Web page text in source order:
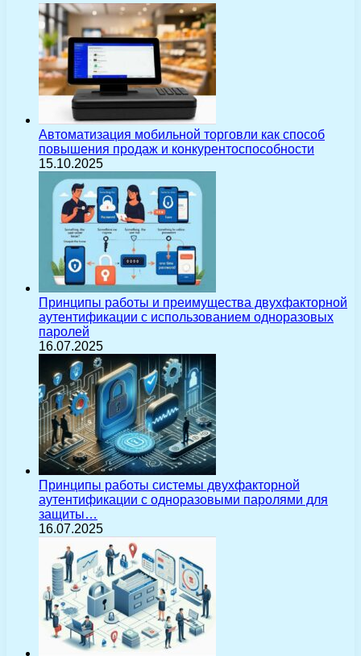
Автоматизация мобильной торговли как способ
повышения продаж и конкурентоспособности
15.10.2025
Принципы работы и преимущества двухфакторной
аутентификации с использованием одноразовых
паролей
16.07.2025
Принципы работы системы двухфакторной
аутентификации с одноразовыми паролями для
защиты…
16.07.2025